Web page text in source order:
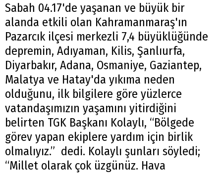
Sabah 04.17'de yaşanan ve büyük bir
alanda etkili olan Kahramanmaraş'ın
Pazarcık ilçesi merkezli 7,4 büyüklüğünde
depremin, Adıyaman, Kilis, Şanlıurfa,
Diyarbakır, Adana, Osmaniye, Gaziantep,
Malatya ve Hatay'da yıkıma neden
olduğunu, ilk bilgilere göre yüzlerce
vatandaşımızın yaşamını yitirdiğini
belirten TGK Başkanı Kolaylı, “Bölgede
görev yapan ekiplere yardım için birlik
olmalıyız.” dedi. Kolaylı şunları söyledi;
“Millet olarak çok üzgünüz. Hava